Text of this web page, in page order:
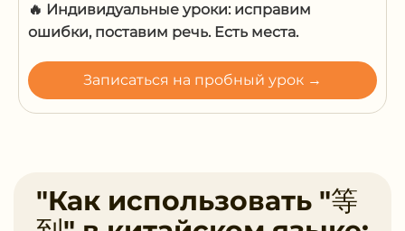
🔥 Индивидуальные уроки: исправим
ошибки, поставим речь. Есть места.
Записаться на пробный урок →
"Как использовать "等